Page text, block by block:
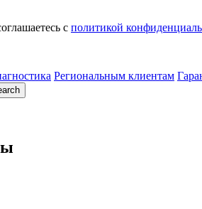
с политикой
Региональным клиентам